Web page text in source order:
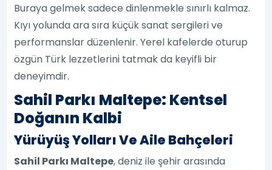
Buraya gelmek sadece dinlenmekle sınırlı kalmaz.
Kıyı yolunda ara sıra küçük sanat sergileri ve
performanslar düzenlenir. Yerel kafelerde oturup
özgün Türk lezzetlerini tatmak da keyifli bir
deneyimdir.
Sahil Parkı Maltepe: Kentsel
Doğanın Kalbi
Yürüyüş Yolları Ve Aile Bahçeleri
Sahil Parkı Maltepe, deniz ile şehir arasında